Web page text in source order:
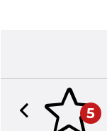
5
Previous slide